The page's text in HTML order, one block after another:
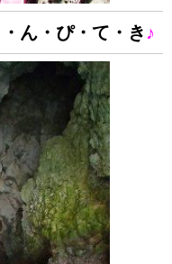
ん・ぴ・て・き ♪